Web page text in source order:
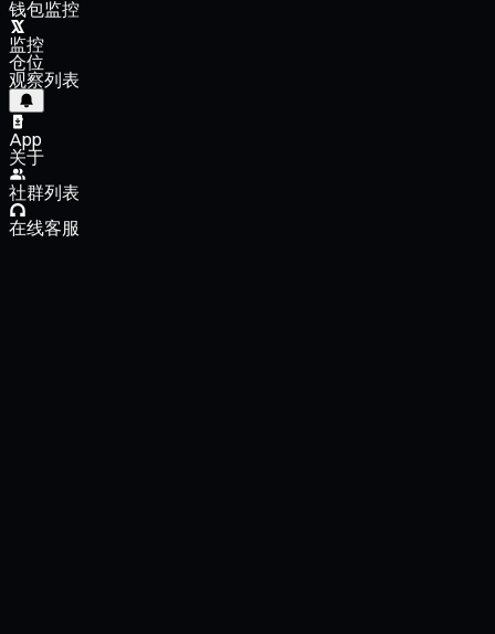
钱包监控
监控
仓位
观察列表
App
关于
社群列表
在线客服